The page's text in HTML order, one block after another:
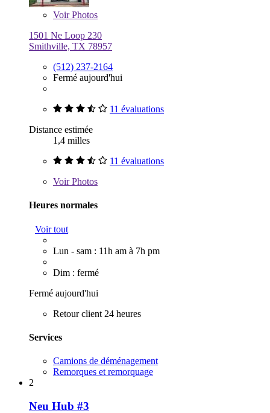
VoirPhotos
1501 Ne Loop 230
Smithville, TX 78957
(512) 237-2164
Fermé aujourd'hui
11 évaluations
Distance estimée
1,4 milles
11 évaluations
VoirPhotos
Heures normales
Voir tout
Lun - sam : 11h am à 7h pm
Dim : fermé
Fermé aujourd'hui
Retour client 24 heures
Services
Camions de déménagement
Remorques et remorquage
2
Neu Hub #3